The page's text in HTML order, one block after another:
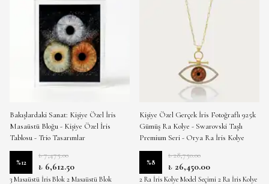
Bakışlardaki Sanat: Kişiye Özel İris
Masaüstü Bloğu - Kişiye Özel İris
Tablosu - Trio Tasarımlar
%12
₺ 7,475.00
₺ 6,612.50
3 Masaüstü İris Blok 2 Masaüstü Blok
Kişiye Özel Gerçek İris Fotoğraflı 925k
Gümüş Ra Kolye - Swarovski Taşlı
Premium Seri - Orya Ra İris Kolye
%8
₺ 28,750.00
₺ 26,450.00
2 Ra İris Kolye Model Seçimi 2 Ra İris Kolye